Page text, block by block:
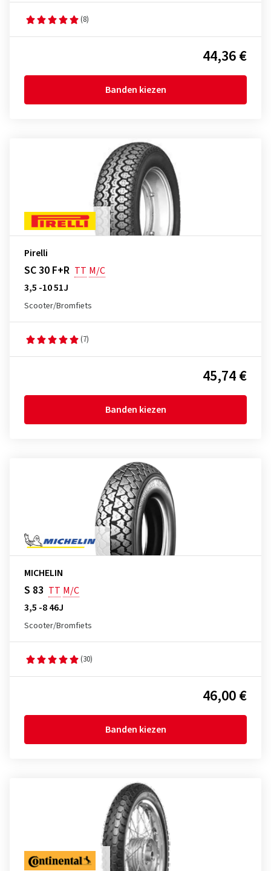
(8)
44,36 €
Banden kiezen
Pirelli
SC 30 F+R TT M/C
3,5 -10 51J
Scooter/Bromfiets
(7)
45,74 €
Banden kiezen
MICHELIN
S 83 TT M/C
3,5 -8 46J
Scooter/Bromfiets
(30)
46,00 €
Banden kiezen